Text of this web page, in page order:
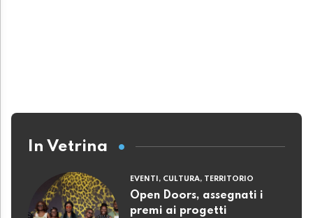
In Vetrina
EVENTI, CULTURA, TERRITORIO
Open Doors, assegnati i
premi ai progetti